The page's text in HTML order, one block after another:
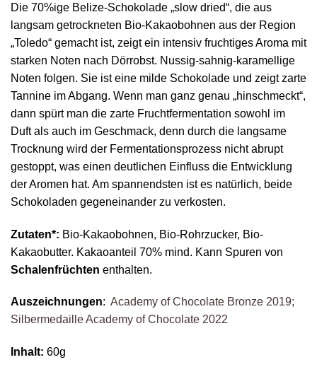
Die 70%ige Belize-Schokolade „slow dried“, die aus
langsam getrockneten Bio-Kakaobohnen aus der Region
„Toledo“ gemacht ist, zeigt ein intensiv fruchtiges Aroma mit
starken Noten nach Dörrobst. Nussig-sahnig-karamellige
Noten folgen. Sie ist eine milde Schokolade und zeigt zarte
Tannine im Abgang. Wenn man ganz genau „hinschmeckt“,
dann spürt man die zarte Fruchtfermentation sowohl im
Duft als auch im Geschmack, denn durch die langsame
Trocknung wird der Fermentationsprozess nicht abrupt
gestoppt, was einen deutlichen Einfluss die Entwicklung
der Aromen hat. Am spannendsten ist es natürlich, beide
Schokoladen gegeneinander zu verkosten.
Zutaten*: Bio-Kakaobohnen, Bio-Rohrzucker, Bio-
Kakaobutter. Kakaoanteil 70% mind. Kann Spuren von
Schalenfrüchten enthalten.
Auszeichnungen: Academy of Chocolate Bronze 2019;
Silbermedaille Academy of Chocolate 2022
Inhalt: 60g